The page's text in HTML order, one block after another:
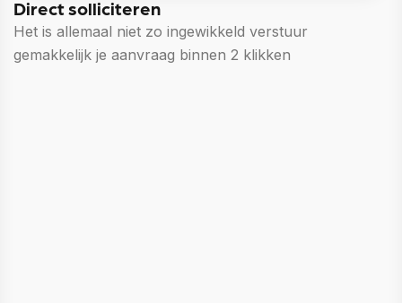
Direct solliciteren
Het is allemaal niet zo ingewikkeld verstuur
gemakkelijk je aanvraag binnen 2 klikken